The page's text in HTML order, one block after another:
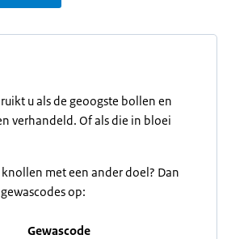
u als de geoogste bollen en
verhandeld. Of als die in bloei
met een ander doel? Dan
op:
Gewascode